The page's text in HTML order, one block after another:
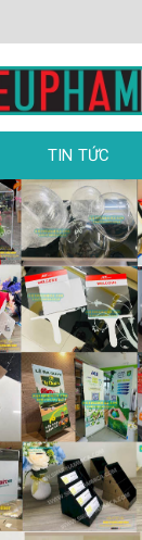
TIN TỨC